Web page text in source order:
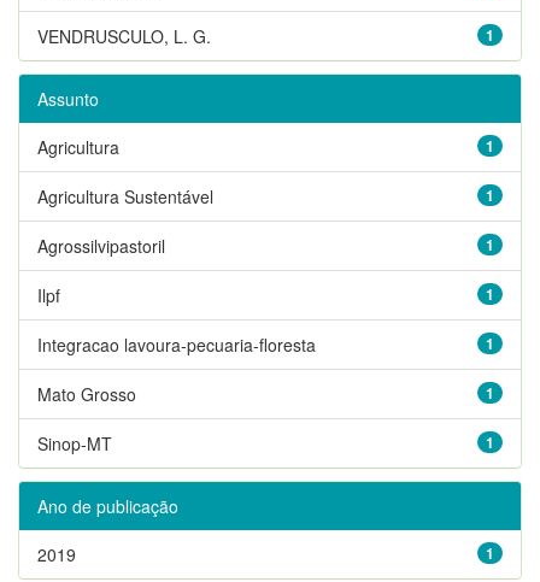
1
VENDRUSCULO, L. G.
Assunto
1
Agricultura
1
Agricultura Sustentável
1
Agrossilvipastoril
1
Ilpf
1
Integracao lavoura-pecuaria-floresta
1
Mato Grosso
1
Sinop-MT
Ano de publicação
1
2019